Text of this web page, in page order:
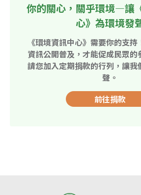
你的關心，關乎環境—讓
心》為環境發
《環境資訊中心》需要你的支
資訊公開普及，才能促成民眾的
請您加入定期捐款的行列，讓我
聲。
前往捐款